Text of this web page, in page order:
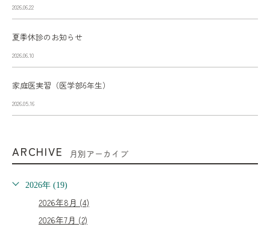
2026.06.22
夏季休診のお知らせ
2026.06.10
家庭医実習（医学部6年生）
2026.05.16
ARCHIVE 月別アーカイブ
2026年 (19)
2026年8月 (4)
2026年7月 (2)